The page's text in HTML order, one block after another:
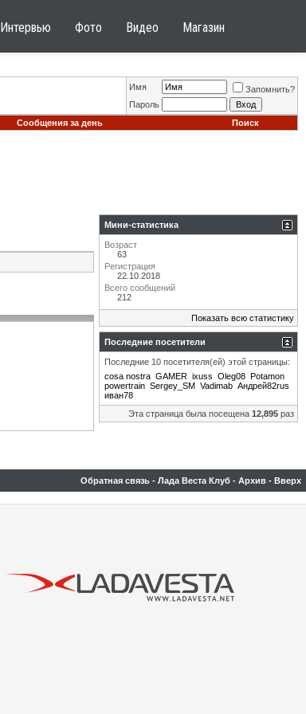
Интервью Фото Видео Магазин
Имя
Запомнить?
Пароль
Сообщения за день Поиск
Мини-статистика
Возраст
63
Регистрация
22.10.2018
Всего сообщений
212
Показать всю статистику
Последние посетители
Последние 10 посетителя(ей) этой страницы:
cosa nostra GAMER ixuss Oleg08 Potamon
powertrain Sergey_SM Vadimab Андрей82rus
иван78
Эта страница была посещена 12,895 раз
Обратная связь - Лада Веста Клуб - Архив - Вверх